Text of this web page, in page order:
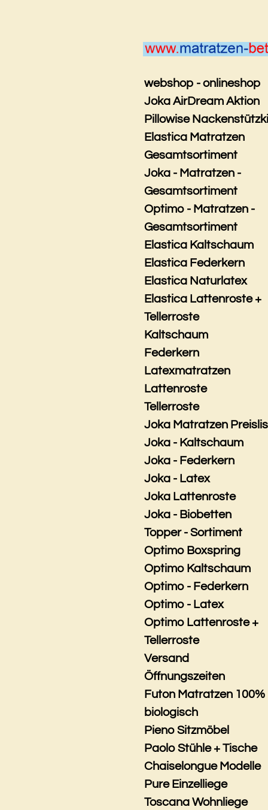
webshop - onlineshop
Joka AirDream Aktion
Pillowise
Elastica Matratzen
Gesamtsortiment
Joka - Matratzen -
Gesamtsortiment
Optimo - Matratzen -
Gesamtsortiment
Elastica Kaltschaum
Elastica Federkern
Elastica Naturlatex
Elastica Lattenroste +
Tellerroste
Kaltschaum
Federkern
Latexmatratzen
Lattenroste
Tellerroste
Joka Matratzen
Joka - Kaltschaum
Joka - Federkern
Joka - Latex
Joka Lattenroste
Joka - Biobetten
Topper - Sortiment
Optimo Boxspring
Optimo Kaltschaum
Optimo - Federkern
Optimo - Latex
Optimo Lattenroste +
Tellerroste
Versand
Öffnungszeiten
Futon Matratzen 100%
biologisch
Pieno Sitzmöbel
Paolo Stühle + Tische
Chaiselongue Modelle
Pure Einzelliege
Toscana Wohnliege